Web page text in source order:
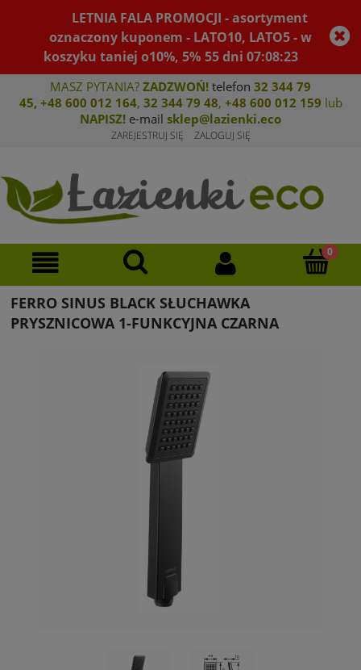
LETNIA FALA PROMOCJI - asortyment
oznaczony kuponem - LATO10, LATO5 - w
koszyku taniej o10%, 5% 55dni07:08:23
MASZ PYTANIA? ZADZWOŃ! telefon 32 344 79
45, +48 600 012 164, 32 344 79 48, +48 600 012 159 lub
NAPISZ! e-mail sklep@lazienki.eco
ZAREJESTRUJ SIĘ ZALOGUJ SIĘ
FERRO SINUS BLACK SŁUCHAWKA
PRYSZNICOWA 1-FUNKCYJNA CZARNA